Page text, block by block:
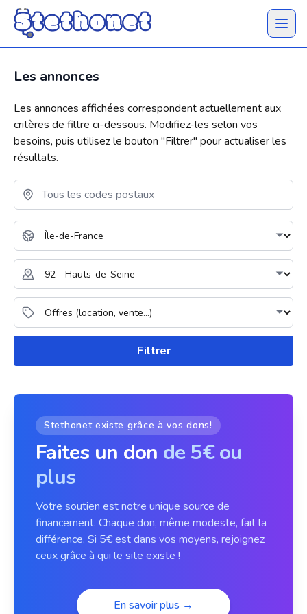
Ouvrir
Les annonces
Les annonces affichées correspondent actuellement aux
critères de filtre ci-dessous. Modifiez-les selon vos
besoins, puis utilisez le bouton "Filtrer" pour actualiser les
résultats.
Filtrer
Stethonet existe grâce à vos dons!
Faites un don de 5€ ou
plus
Votre soutien est notre unique source de
financement. Chaque don, même modeste, fait la
différence. Si 5€ est dans vos moyens, rejoignez
ceux grâce à qui le site existe !
En savoir plus →